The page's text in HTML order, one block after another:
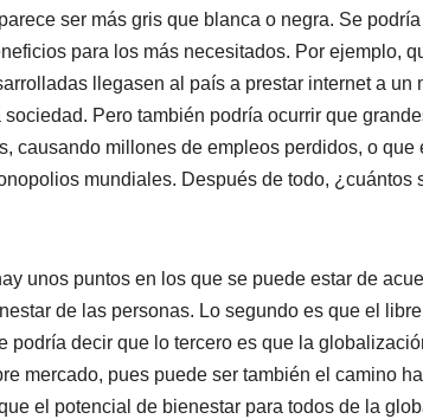
ser más gris que blanca o negra. Se
para los más necesitados. Por ejemplo,
llegasen al país a prestar internet a un
Pero también podría ocurrir que
causando millones de empleos perdidos, o que
mundiales. Después de todo, ¿cuántos
unos puntos en los que se puede estar de
de las personas. Lo segundo es que el
podría decir que lo tercero es que la
mercado, pues puede ser también el camino
el potencial de bienestar para todos de la